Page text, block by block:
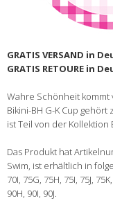
GRATIS VERSAND in
GRATIS RETOURE in
Wahre Schönheit kommt
Bikini-BH G-K Cup
ist Teil von der Kollektion
Das Produkt hat
Swim, ist erhältlich in
70I, 75G, 75H, 75I, 75J,
90H, 90I, 90J.